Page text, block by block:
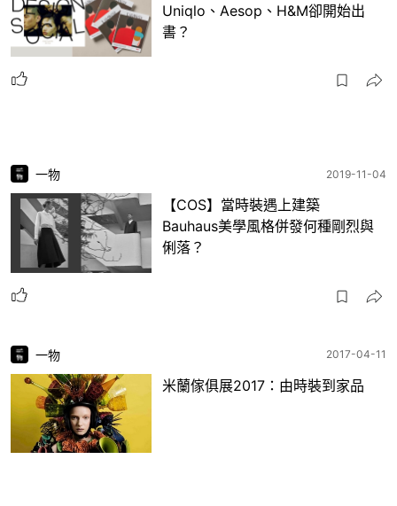
Uniqlo、Aesop、H&M卻開始出
書？
一物 2019-11-04
【COS】當時裝遇上建築
Bauhaus美學風格併發何種剛烈與
俐落？
一物 2017-04-11
米蘭傢俱展2017：由時裝到家品